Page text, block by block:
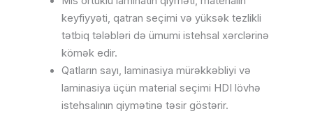
keyfiyyəti, qatran seçimi və yüksək tezlikli
tətbiq tələbləri də ümumi istehsal xərclərinə
kömək edir.
Qatların sayı, laminasiya mürəkkəbliyi və
laminasiya üçün material seçimi HDI lövhə
istehsalının qiymətinə təsir göstərir.